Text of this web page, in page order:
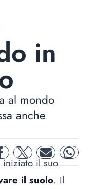
in
al mondo
anche
twitter mail whatsapp
iniziato il suo
il suolo. Il